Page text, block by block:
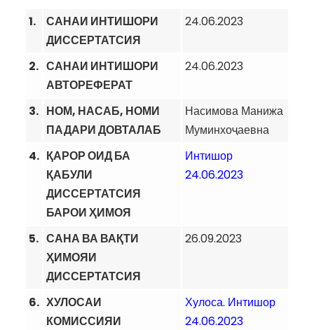
1.
САНАИ ИНТИШОРИ
ДИССЕРТАТСИЯ
24.06.2023
2. САНАИ ИНТИШОРИ
АВТОРЕФЕРАТ
24.06.2023
3. НОМ, НАСАБ, НОМИ
ПАДАРИ ДОВТАЛАБ
Насимова Манижа
Муминхоҷаевна
4. ҚАРОР ОИД БА
ҚАБУЛИ
ДИССЕРТАТСИЯ
БАРОИ ҲИМОЯ
Интишор
24.06.2023
5. САНА ВА ВАҚТИ
ҲИМОЯИ
ДИССЕРТАТСИЯ
26.09.2023
6. ХУЛОСАИ
КОМИССИЯИ
Хулоса. Интишор
24.06.2023